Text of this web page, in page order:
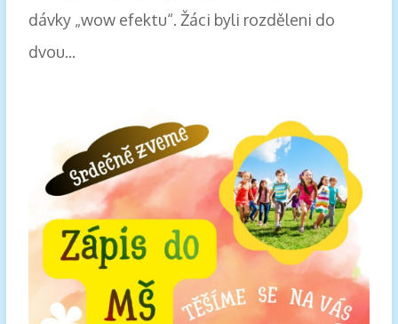
dávky „wow efektu“. Žáci byli rozděleni do
dvou...